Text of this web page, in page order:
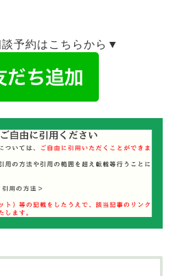
予約はこちらから▼